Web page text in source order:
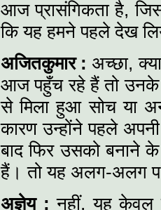
आज प्रासंगिकता है,
कि यह हमने पहले देख
अजितकुमार : अच्छा,
आज पहुँच रहे हैं तो उनके
से मिला हुआ सोच या
कारण उन्होंने पहले
बाद फिर उसको बनाने
हैं। तो यह अलग-अलग
अज्ञेय : नहीं, यह केवल